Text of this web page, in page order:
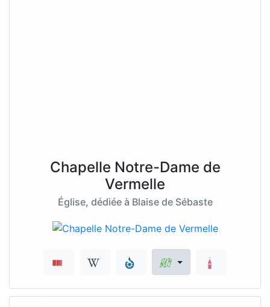
Chapelle Notre-Dame de
Vermelle
Église, dédiée à Blaise de Sébaste